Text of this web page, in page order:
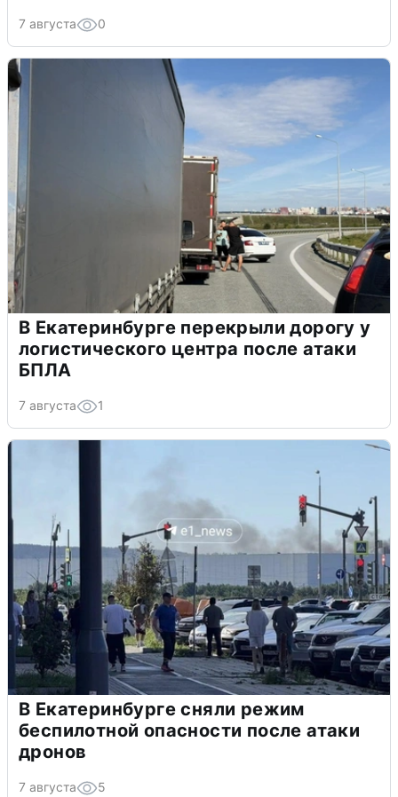
7 августа 0
В Екатеринбурге перекрыли дорогу у
логистического центра после атаки
БПЛА
7 августа 1
В Екатеринбурге сняли режим
беспилотной опасности после атаки
дронов
7 августа 5